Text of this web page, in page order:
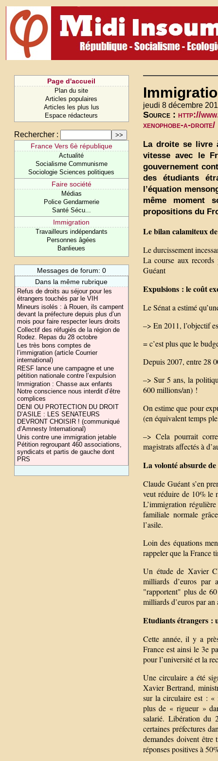
Page d'accueil
Plan du site
Articles populaires
Articles les plus lus
Espace rédacteurs
Rechercher :
France Vers 6è république
Actualité
Socialisme Communisme
Sociologie Sciences politiques
Faire société
Médias
Police Gendarmerie
Santé Sécu...
Immigration
Travailleurs indépendants
Personnes âgées
Banlieues
Messages de forum: 0
Dans la même rubrique
Refus de droits au séjour pour les
étrangers touchés par le VIH
Mineurs isolés : à Rouen, ils campent
devant la préfecture depuis plus d’un
mois pour faire respecter leurs droits
Collectif des réfugiés de la région de
Rodez. Repas du 28 octobre
Les très bons comptes de
l’immigration (article Courrier
international)
RESF lance une campagne et une
pétition nationale contre l’expulsion
Immigration : Chasse aux enfants
Notre conscience nous interdit d’être
complices
DENI OU PROTECTION DU DROIT
D’ASILE : LES SENATEURS
DEVRONT CHOISIR ! (communiqué
d’Amnesty International)
Unis contre une immigration jetable
Pétition regroupant 460 associations,
syndicats et partis de gauche dont
PRS
jeudi 8 décembre
Source : http://
xenophobe-a-droite/
La droite se livre
vitesse avec le
gouvernement
des étudiants
l’équation
même moment
propositions du
Le bilan calamiteux
Le durcissement
La course aux records
Guéant
Expulsions : le coût
Le Sénat a estimé
–> En 2011, l’objectif
= c’est plus que le
Depuis 2007, entre 28
–> Sur 5 ans, la
600 millions/an) !
On estime que pour
(en équivalent temps
–> Cela pourrait
magistrats affectés à
La volonté absurde
Claude Guéant s’en
veut réduire de 10% le
L’immigration
familiale normale
l’asile.
Loin des équations
rappeler que la France
Un étude de Xavier
milliards d’euros par
"rapportent" plus de
milliards d’euros par an
Etudiants étrangers :
Cette année, il y a
France est ainsi le 3e
pour l’université et la
Une circulaire a été
Xavier Bertrand,
sur la circulaire est : «
plus de « rigueur »
salarié. Libération du
certaines préfectures
demandes doivent
réponses positives à